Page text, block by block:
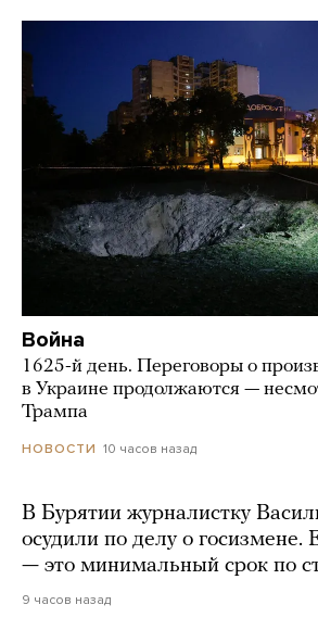
Война
1625-й день. Переговоры о
в Украине продолжаются —
Трампа
НОВОСТИ 10 часов назад
В Бурятии журналистку
осудили по делу о госизмене.
— это минимальный срок по
9 часов назад